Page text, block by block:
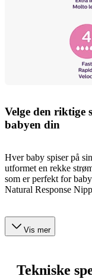
Velge den riktige
babyen din
Hver baby spiser på
utformet en rekke
som er perfekt for
Natural Response
Vis mer
Tekniske